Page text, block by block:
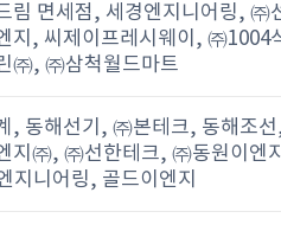
림 면세점, 세경엔지니어링, ㈜
지, 씨제이프레시웨이, ㈜1004
㈜, ㈜삼척월드마트
, 동해선기, ㈜본테크, 동해조
지㈜, ㈜선한테크, ㈜동원이엔
지니어링, 골드이엔지